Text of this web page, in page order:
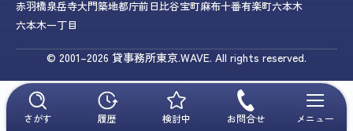
さがす 履歴 検討中 お問合せ メニュー
赤羽橋泉岳寺大門築地都庁前日比谷宝町麻布十番有楽町六本木
六本木一丁目
© 2001–2026 貸事務所東京.WAVE. All rights reserved.